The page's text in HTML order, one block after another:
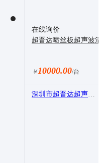
在线询价
超晋达喷丝板超声波清
￥10000.00/台
深圳市超晋达超声工程设备有限公司